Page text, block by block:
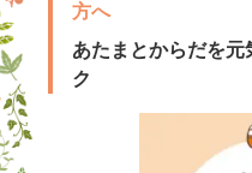
方へ
あたまとからだを
ク